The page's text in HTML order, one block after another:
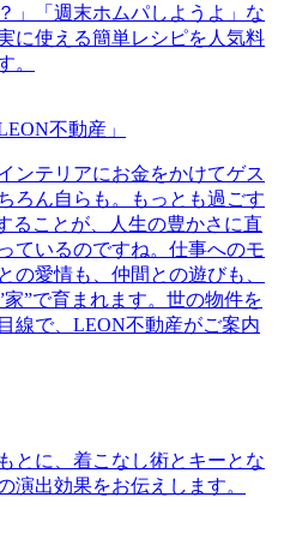
」「週末ホムパしようよ」な
に使える簡単レシピを人気料
。
不動産」
ンテリアにお金をかけてゲス
ろん自らも。もっとも過ごす
ることが、人生の豊かさに直
ているのですね。仕事へのモ
の愛情も、仲間との遊びも、
”で育まれます。世の物件を
線で、LEON不動産がご案内
とに、着こなし術とキーとな
演出効果をお伝えします。